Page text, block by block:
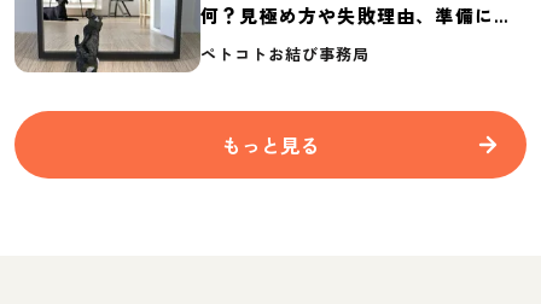
何？見極め方や失敗理由、準備に必
要なものを紹介
ペトコトお結び事務局
もっと見る